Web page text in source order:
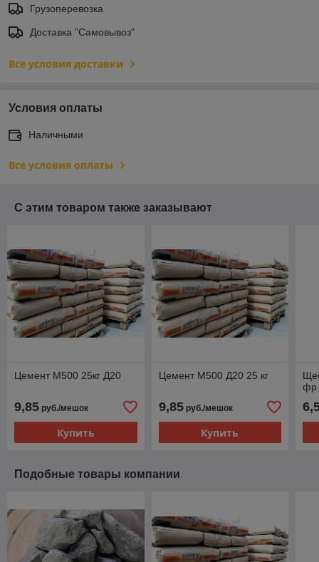
Грузоперевозка
Доставка "Самовывоз"
Все условия доставки
Условия оплаты
Наличными
Все условия оплаты
С этим товаром также заказывают
Цемент М500 25кг Д20
9,85 руб./мешок
Купить
Цемент М500 Д20 25 кг
9,85руб./мешок
Купить
Подобные товары компании